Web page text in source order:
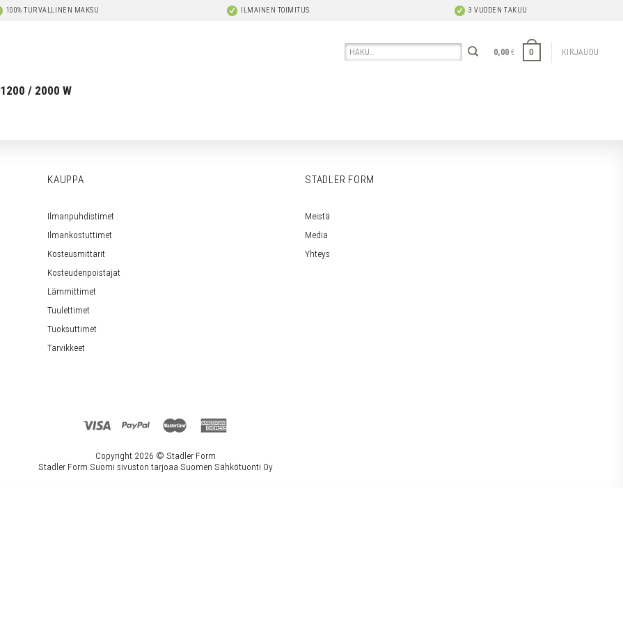
100% TURVALLINEN MAKSU ILMAINEN TOIMITUS 3 VUODEN TAKUU
Etsi:
0,00€ 0 KIRJAUDU
1200 / 2000 W
KAUPPA
Ilmanpuhdistimet
Ilmankostuttimet
Kosteusmittarit
Kosteudenpoistajat
Lämmittimet
Tuulettimet
Tuoksuttimet
Tarvikkeet
STADLER FORM
Meistä
Media
Yhteys
Copyright 2026 © Stadler Form
Stadler Form Suomi sivuston tarjoaa Suomen Sähkötuonti Oy